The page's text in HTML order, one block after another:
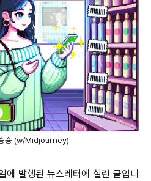
슝 (w/Midjourney)
발행된 뉴스레터에 실린 글입니